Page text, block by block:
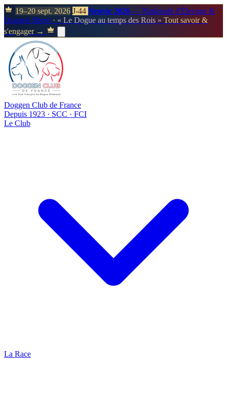
19–20 sept. 2026 J-44 Neuvic 2026 — Nationale d'Élevage &
Doggen Show · « Le Dogue au temps des Rois » Tout savoir &
s'engager →
Doggen Club de France
Depuis 1923 · SCC · FCI
Le Club
La Race